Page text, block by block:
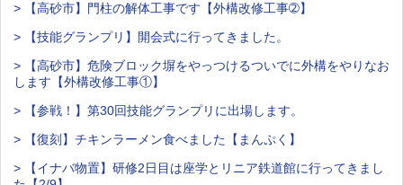
> 【高砂市】門柱の解体工事です【外構改修工事➁】
> 【技能グランプリ】開会式に行ってきました。
> 【高砂市】危険ブロック塀をやっつけるついでに外構をやりなお
します【外構改修工事①】
> 【参戦！】第30回技能グランプリに出場します。
> 【復刻】チキンラーメン食べました【まんぷく】
> 【イナバ物置】研修2日目は座学とリニア鉄道館に行ってきまし